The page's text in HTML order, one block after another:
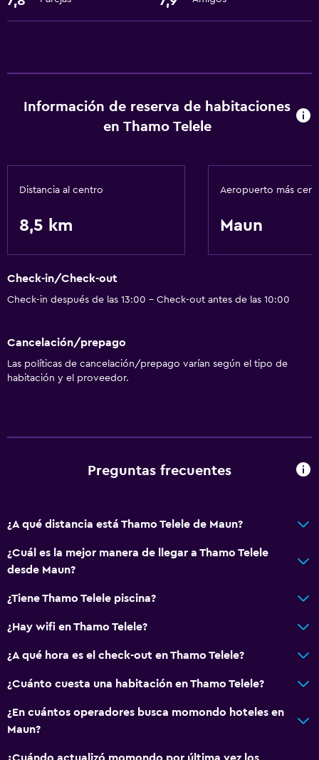
Servicios básicos
Toallas
Jardín
Zona de estar
Salud y seguridad
Servicios y facilidades
Servicio de despertador
Recepción 24 horas
Traslado aeropuerto
Lavandería
Lavandería
Información de reserva de habitaciones
en Thamo Telele
Distancia al centro
8,5 km
Aeropuerto más
Maun
Check-in/Check-out
Check-in después de las 13:00 - Check-out antes de las 10:00
Cancelación/prepago
Las políticas de cancelación/prepago varían según el tipo de
habitación y el proveedor.
Preguntas frecuentes
¿A qué distancia está Thamo Telele de Maun?
¿Cuál es la mejor manera de llegar a Thamo Telele
desde Maun?
¿Tiene Thamo Telele piscina?
¿Hay wifi en Thamo Telele?
¿A qué hora es el check-out en Thamo Telele?
¿Cuánto cuesta una habitación en Thamo Telele?
¿En cuántos operadores busca momondo hoteles en
Maun?
¿Cuándo actualizó momondo por última vez los